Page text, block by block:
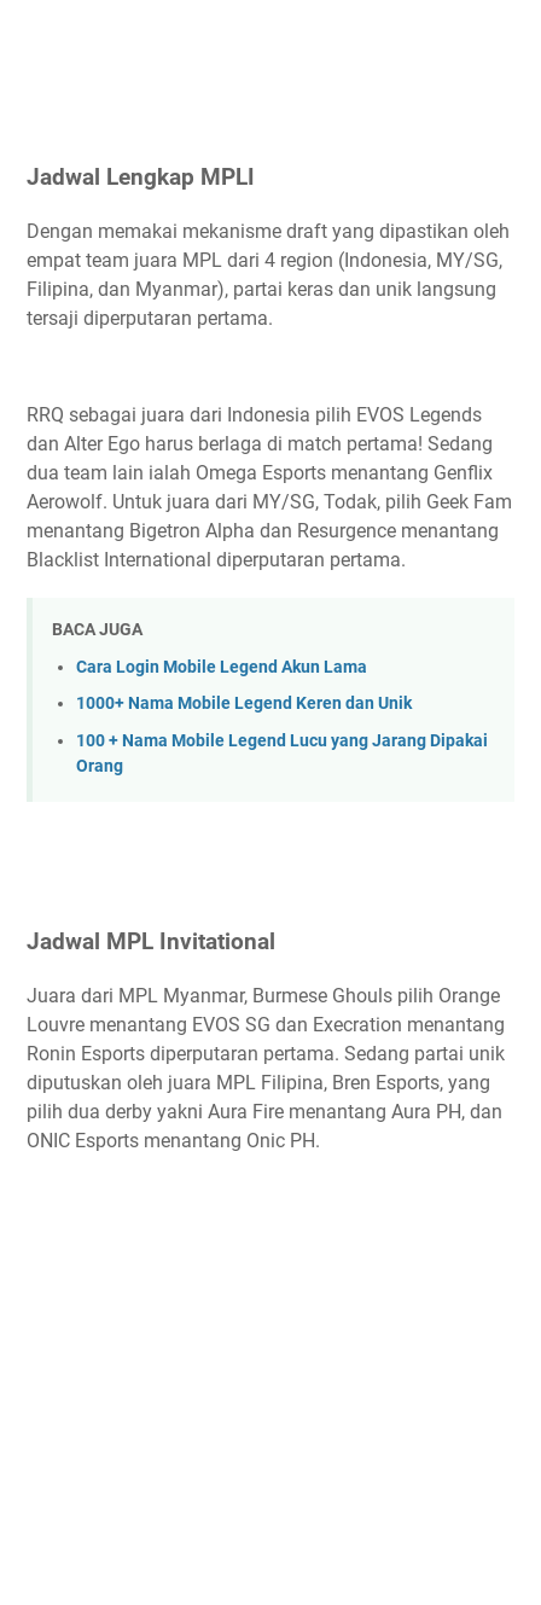
Jadwal Lengkap MPLI
Dengan memakai mekanisme draft yang dipastikan oleh
empat team juara MPL dari 4 region (Indonesia, MY/SG,
Filipina, dan Myanmar), partai keras dan unik langsung
tersaji diperputaran pertama.
RRQ sebagai juara dari Indonesia pilih EVOS Legends
dan Alter Ego harus berlaga di match pertama! Sedang
dua team lain ialah Omega Esports menantang Genflix
Aerowolf. Untuk juara dari MY/SG, Todak, pilih Geek Fam
menantang Bigetron Alpha dan Resurgence menantang
Blacklist International diperputaran pertama.
BACA JUGA
Cara Login Mobile Legend Akun Lama
1000+ Nama Mobile Legend Keren dan Unik
100 + Nama Mobile Legend Lucu yang Jarang Dipakai
Orang
Jadwal MPL Invitational
Juara dari MPL Myanmar, Burmese Ghouls pilih Orange
Louvre menantang EVOS SG dan Execration menantang
Ronin Esports diperputaran pertama. Sedang partai unik
diputuskan oleh juara MPL Filipina, Bren Esports, yang
pilih dua derby yakni Aura Fire menantang Aura PH, dan
ONIC Esports menantang Onic PH.